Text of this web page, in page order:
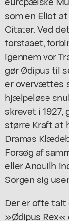
som en Eliot
Citater. Ved
forstaaet,
igennem vor
gør Ødipus til
er overvættes
hjælpeløse
skrevet i 1927,
større Kraft at
Dramas
Forsøg af
eller Anouilh
Sorgen sig
Der er ofte
»Ødipus Rex«